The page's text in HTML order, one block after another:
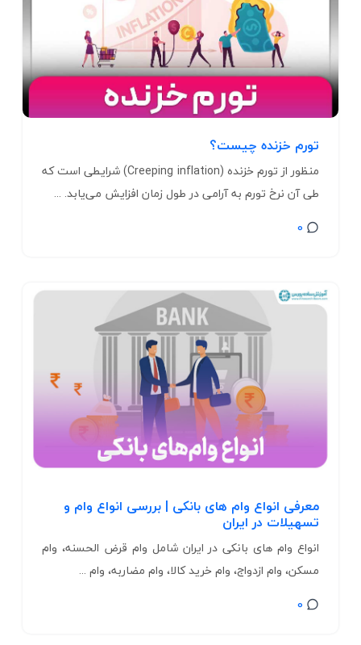
تورم خزنده چیست؟
منظور از تورم خزنده (Creeping inflation) شرایطی است که
طی آن نرخ تورم به آرامی در طول زمان افزایش می‌یابد. ...
0
معرفی انواع وام‌ های بانکی | بررسی انواع وام و
تسهیلات در ایران
انواع وام‌ های بانکی در ایران شامل وام قرض الحسنه، وام
مسکن، وام ازدواج، وام خرید کالا، وام مضاربه، وام ...
0